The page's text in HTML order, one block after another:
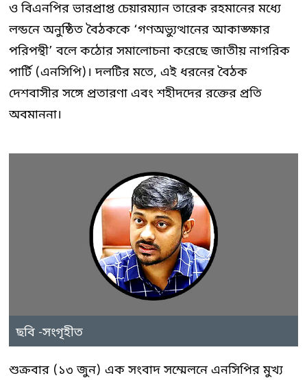
ও বিএনপির ভারপ্রাপ্ত চেয়ারম্যান তারেক রহমানের মধ্যে
লন্ডনে অনুষ্ঠিত বৈঠককে ‘গণঅভ্যুত্থানের আকাঙ্ক্ষার
পরিপন্থী’ বলে কঠোর সমালোচনা করেছে জাতীয় নাগরিক
পার্টি (এনসিপি)। দলটির মতে, এই ধরনের বৈঠক
দেশবাসীর সঙ্গে প্রতারণা এবং শহীদদের রক্তের প্রতি
অবমাননা।
ছবি -সংগৃহীত
শুক্রবার (১৩ জুন) এক সংবাদ সম্মেলনে এনসিপির মুখ্য